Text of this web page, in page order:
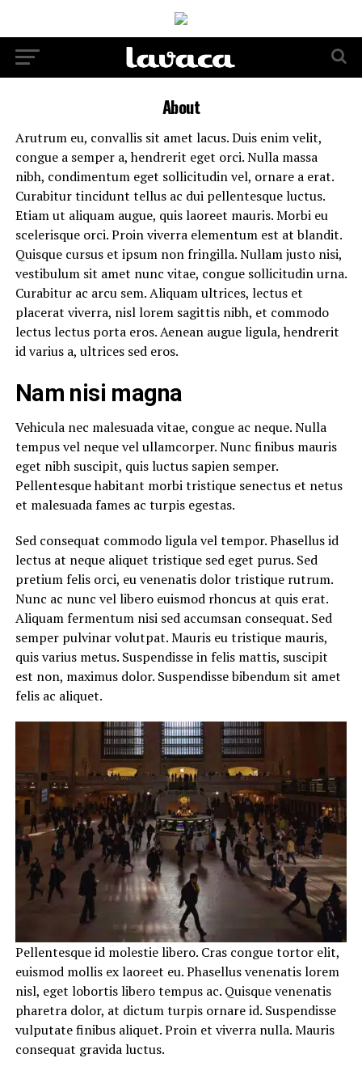
About
Arutrum eu, convallis sit amet lacus. Duis enim velit,
congue a semper a, hendrerit eget orci. Nulla massa
nibh, condimentum eget sollicitudin vel, ornare a erat.
Curabitur tincidunt tellus ac dui pellentesque luctus.
Etiam ut aliquam augue, quis laoreet mauris. Morbi eu
scelerisque orci. Proin viverra elementum est at blandit.
Quisque cursus et ipsum non fringilla. Nullam justo nisi,
vestibulum sit amet nunc vitae, congue sollicitudin urna.
Curabitur ac arcu sem. Aliquam ultrices, lectus et
placerat viverra, nisl lorem sagittis nibh, et commodo
lectus lectus porta eros. Aenean augue ligula, hendrerit
id varius a, ultrices sed eros.
Nam nisi magna
Vehicula nec malesuada vitae, congue ac neque. Nulla
tempus vel neque vel ullamcorper. Nunc finibus mauris
eget nibh suscipit, quis luctus sapien semper.
Pellentesque habitant morbi tristique senectus et netus
et malesuada fames ac turpis egestas.
Sed consequat commodo ligula vel tempor. Phasellus id
lectus at neque aliquet tristique sed eget purus. Sed
pretium felis orci, eu venenatis dolor tristique rutrum.
Nunc ac nunc vel libero euismod rhoncus at quis erat.
Aliquam fermentum nisi sed accumsan consequat. Sed
semper pulvinar volutpat. Mauris eu tristique mauris,
quis varius metus. Suspendisse in felis mattis, suscipit
est non, maximus dolor. Suspendisse bibendum sit amet
felis ac aliquet.
Pellentesque id molestie libero. Cras congue tortor elit,
euismod mollis ex laoreet eu. Phasellus venenatis lorem
nisl, eget lobortis libero tempus ac. Quisque venenatis
pharetra dolor, at dictum turpis ornare id. Suspendisse
vulputate finibus aliquet. Proin et viverra nulla. Mauris
consequat gravida luctus.